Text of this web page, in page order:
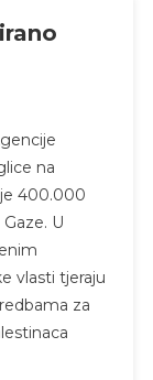
na
400.000
U
vlasti tjeraju
za